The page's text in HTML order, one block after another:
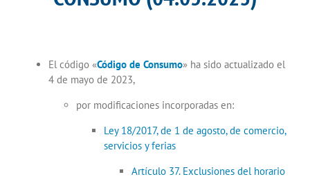
El código «Código de Consumo» ha sido actualizado el
4 de mayo de 2023,
por modificaciones incorporadas en:
Ley 18/2017, de 1 de agosto, de comercio,
servicios y ferias
Artículo 37. Exclusiones del horario